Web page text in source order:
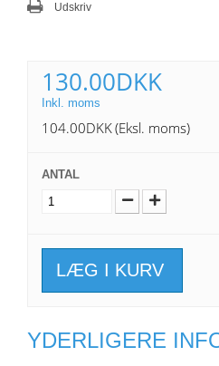
Udskriv
130.00DKK
Inkl. moms
104.00DKK(Eksl. moms)
ANTAL
LÆG I KURV
YDERLIGERE